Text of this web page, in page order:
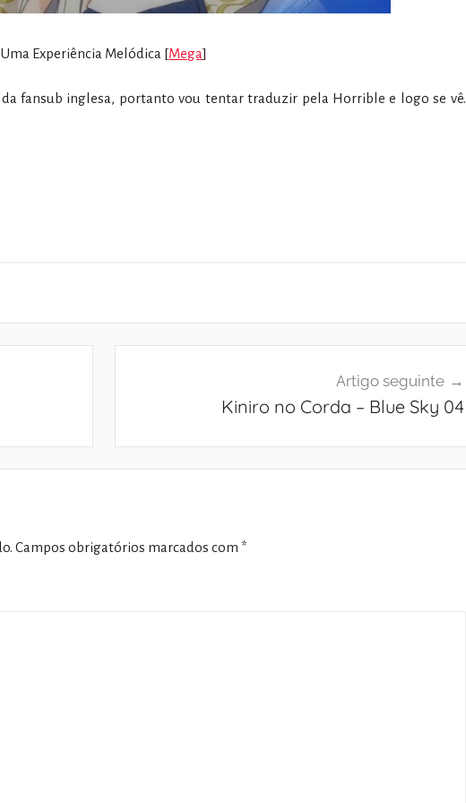
Uma Experiência Melódica [Mega]
fansub inglesa, portanto vou tentar traduzir pela Horrible e logo se vê.
Artigo seguinte
Kiniro no Corda – Blue Sky 04
Campos obrigatórios marcados com *